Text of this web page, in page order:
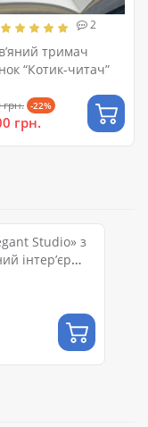
2
тримач
“Котик-читач”
грн. -22%
грн.
Studio» з
інтер’єр